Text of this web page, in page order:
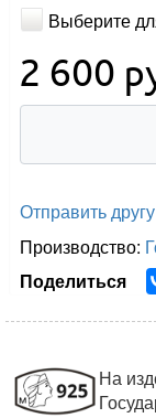
Выберите
2 600
Отправить другу
Производство:
Поделиться
На